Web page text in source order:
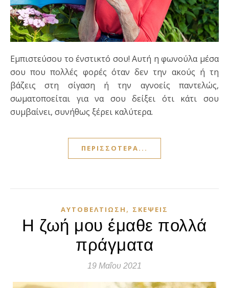
Εμπιστεύσου το ένστικτό σου! Αυτή η φωνούλα μέσα
σου που πολλές φορές όταν δεν την ακούς ή τη
βάζεις στη σίγαση ή την αγνοείς παντελώς,
σωματοποείται για να σου δείξει ότι κάτι σου
συμβαίνει, συνήθως ξέρει καλύτερα.
ΠΕΡΙΣΣΌΤΕΡΑ...
ΑΥΤΟΒΕΛΤΊΩΣΗ , ΣΚΈΨΕΙΣ
Η ζωή μου έμαθε πολλά
πράγματα
19 Μαΐου 2021